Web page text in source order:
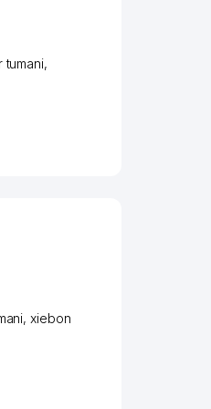
tumani,
,xiеbon